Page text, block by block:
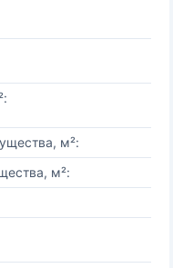
м²:
м²: